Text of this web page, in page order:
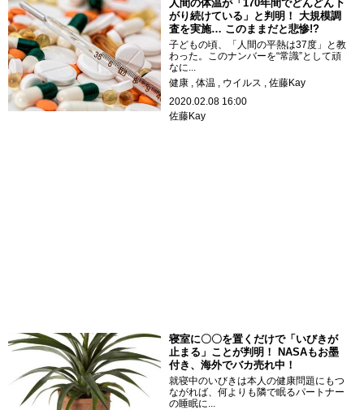
人間の体温が「170年間でどんどん下
がり続けている」と判明！ 大規模調
査を実施… このままだと悲惨!?
子どもの頃、「人間の平熱は37度」と教
わった。このナンバーを“常識”として頑
なに...
健康
体温 ウイルス
佐藤Kay
2020.02.08 16:00
佐藤Kay
寝室に〇〇を置くだけで「いびきが
止まる」ことが判明！ NASAもお墨
付き、海外でバカ売れ中！
就寝中のいびきは本人の健康問題にもつ
ながれば、何よりも隣で眠るパートナー
の睡眠に...